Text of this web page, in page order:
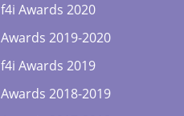
f4i Awards 2020
Awards 2019-2020
f4i Awards 2019
Awards 2018-2019